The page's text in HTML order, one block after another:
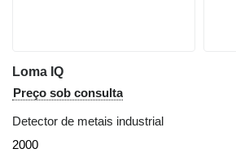
Loma IQ
Preço sob consulta
Detector de metais industrial
2000